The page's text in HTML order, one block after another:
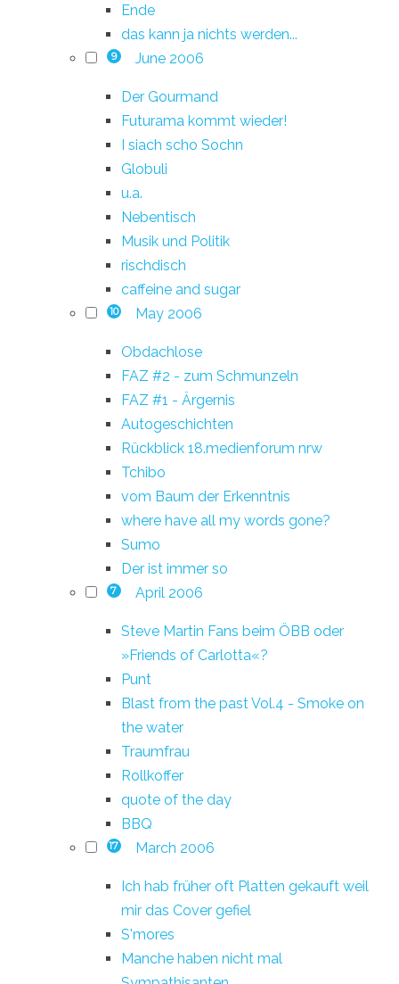
Ende
das kann ja nichts werden...
9 June 2006
Der Gourmand
Futurama kommt wieder!
I siach scho Sochn
Globuli
u.a.
Nebentisch
Musik und Politik
rischdisch
caffeine and sugar
10 May 2006
Obdachlose
FAZ #2 - zum Schmunzeln
FAZ #1 - Ärgernis
Autogeschichten
Rückblick 18.medienforum nrw
Tchibo
vom Baum der Erkenntnis
where have all my words gone?
Sumo
Der ist immer so
7 April 2006
Steve Martin Fans beim ÖBB oder
»Friends of Carlotta«?
Punt
Blast from the past Vol.4 - Smoke on
the water
Traumfrau
Rollkoffer
quote of the day
BBQ
17 March 2006
Ich hab früher oft Platten gekauft weil
mir das Cover gefiel
S'mores
Manche haben nicht mal